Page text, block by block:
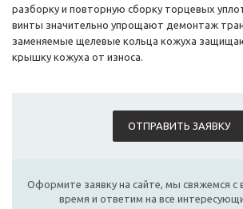
разборку и повторную сборку торцевых
винты значительно упрощают демонтаж
заменяемые щелевые кольца кожуха
крышку кожуха от износа.
ОТПРАВИТЬ ЗАЯВКУ
Оформите заявку на сайте, мы свяжемся с
время и ответим на все